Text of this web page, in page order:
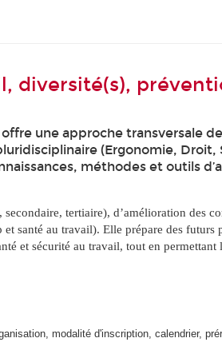
diversité(s),
une approche transversale
(Ergonomie,
méthodes et outils
tertiaire), d’amélioration des
santé au travail). Elle prépare des
et sécurité au travail, tout en permettant
modalité d'inscription, calendrier,